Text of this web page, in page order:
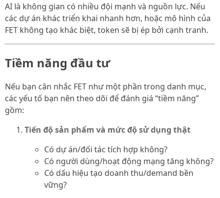
AI là không gian có nhiều đội mạnh và nguồn lực. Nếu
các dự án khác triển khai nhanh hơn, hoặc mô hình của
FET không tạo khác biệt, token sẽ bị ép bởi cạnh tranh.
Tiềm năng đầu tư
Nếu bạn cân nhắc FET như một phần trong danh mục,
các yếu tố bạn nên theo dõi để đánh giá “tiềm năng”
gồm:
Tiến độ sản phẩm và mức độ sử dụng thật
Có dự án/đối tác tích hợp không?
Có người dùng/hoạt động mạng tăng không?
Có dấu hiệu tạo doanh thu/demand bền
vững?